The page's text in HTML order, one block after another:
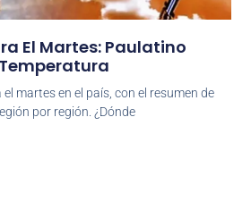
El Martes: Paulatino
martes en el país, con el resumen de
por región. ¿Dónde